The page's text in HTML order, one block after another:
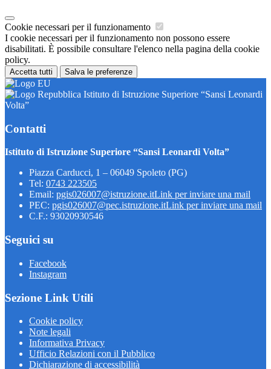
Cookie necessari per il funzionamento
I cookie necessari per il funzionamento non possono essere
disabilitati. È possibile consultare l'elenco nella pagina della cookie
policy.
Accetta tutti Salva le preferenze
Istituto di Istruzione Superiore “Sansi Leonardi
Volta”
Contatti
Istituto di Istruzione Superiore “Sansi Leonardi Volta”
Piazza Carducci, 1 – 06049 Spoleto (PG)
Tel: 0743 223505
Email: pgis026007@istruzione.itLink per inviare una mail
PEC: pgis026007@pec.istruzione.itLink per inviare una mail
C.F.: 93020930546
Seguici su
Facebook
Instagram
Sezione Link Utili
Cookie policy
Note legali
Informativa Privacy
Ufficio Relazioni con il Pubblico
Dichiarazione di accessibilità